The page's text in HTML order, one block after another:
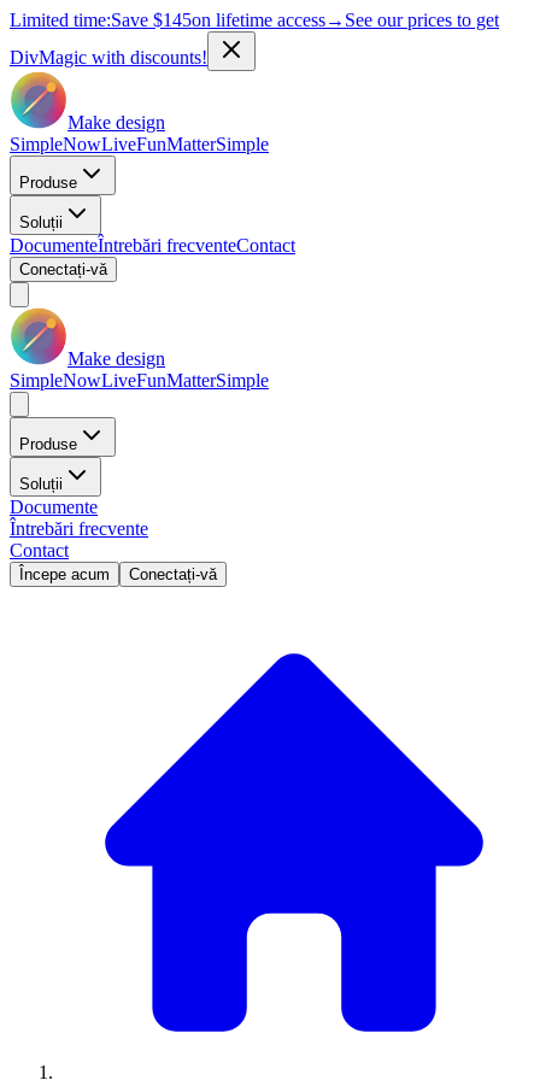
Limited time:Save $145on lifetime access→ See our prices to get
DivMagic with discounts!
Make design
SimpleNowLiveFunMatterSimple
Produse
Soluții
DocumenteÎntrebări frecventeContact
Conectați-vă
Make design
SimpleNowLiveFunMatterSimple
Produse
Soluții
Documente
Întrebări frecvente
Contact
Începe acum Conectați-vă